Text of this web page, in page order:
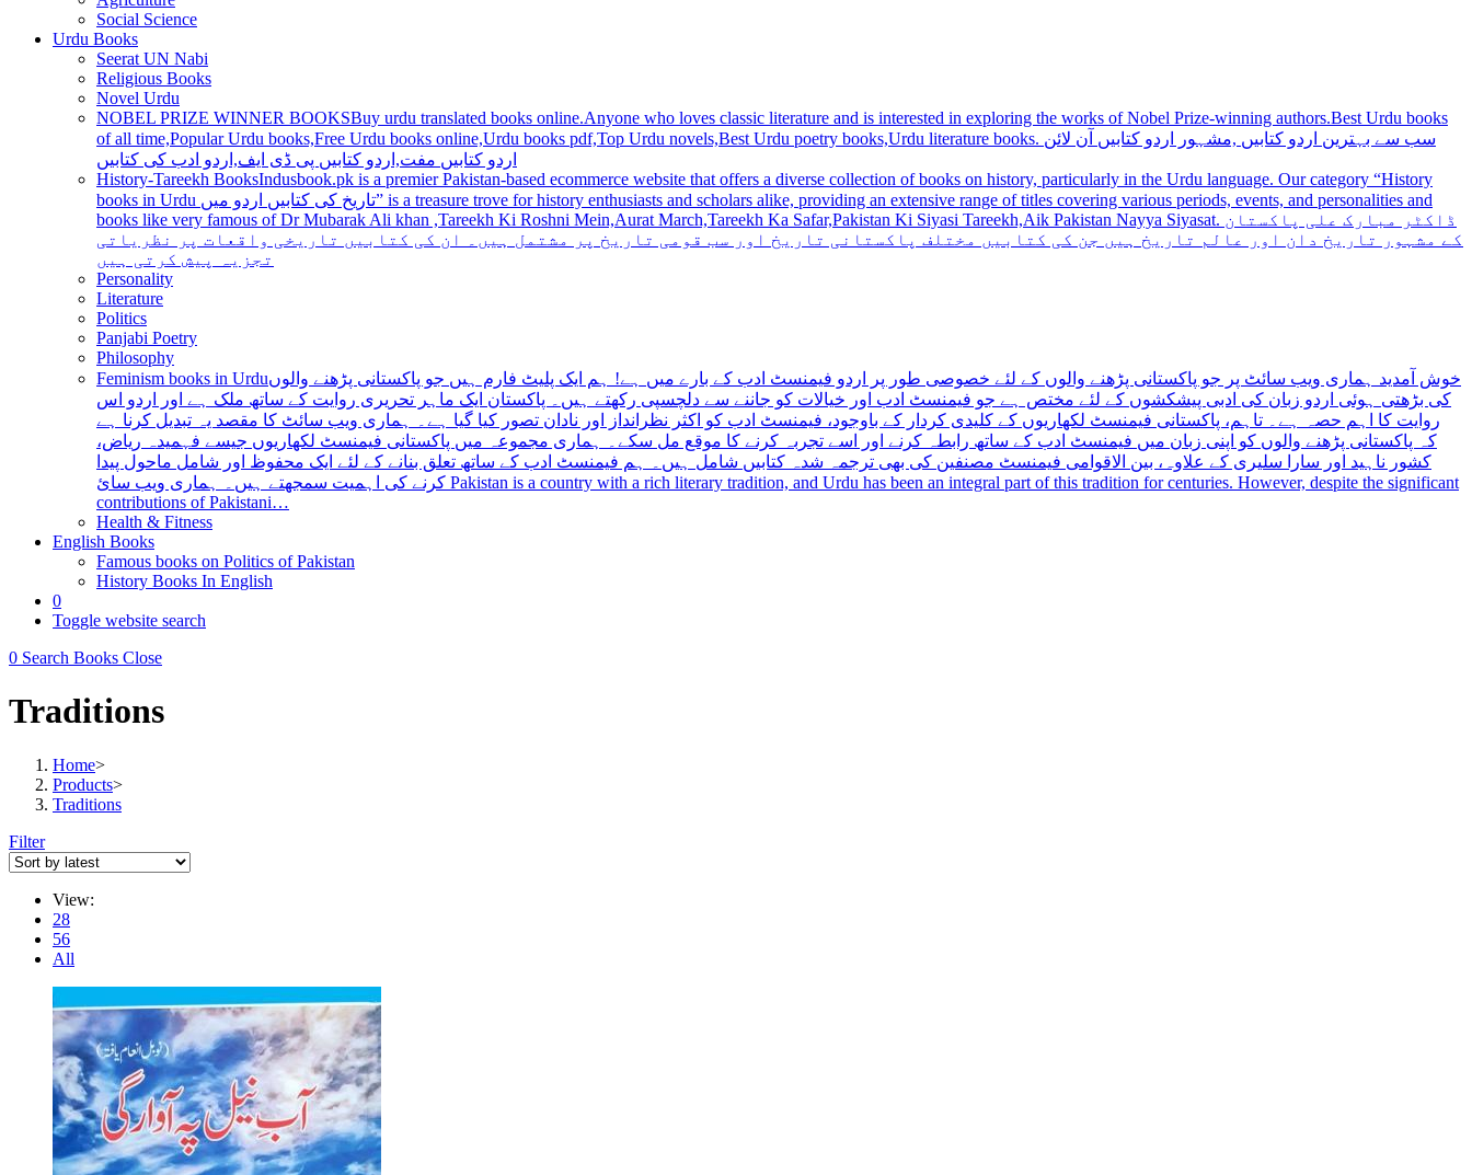
Social Science
Urdu Books
Seerat UN Nabi
Religious Books
Novel Urdu
NOBEL PRIZE WINNER BOOKSBuy urdu translated books online.Anyone who loves classic literature and is interested in exploring the works of Nobel Prize-winning authors.Best Urdu books
of all time,Popular Urdu books,Free Urdu books online,Urdu books pdf,Top Urdu novels,Best Urdu poetry books,Urdu literature books. سب سے بہترین اردو کتابیں ,مشہور اردو کتابیں آن لائن
اردو کتابیں مفت,اردو کتابیں پی ڈی ایف,اردو ادب کی کتابیں
History-Tareekh BooksIndusbook.pk is a premier Pakistan-based ecommerce website that offers a diverse collection of books on history, particularly in the Urdu language. Our category “History
books in Urdu تاریخ کی کتابیں اردو میں” is a treasure trove for history enthusiasts and scholars alike, providing an extensive range of titles covering various periods, events, and personalities and
books like very famous of Dr Mubarak Ali khan ,Tareekh Ki Roshni Mein,Aurat March,Tareekh Ka Safar,Pakistan Ki Siyasi Tareekh,Aik Pakistan Nayya Siyasat. ڈاکٹر مبارک علی پاکستان
کے مشہور تاریخ دان اور عالم تاریخ ہیں جن کی کتابیں مختلف پاکستانی تاریخ اور سب قومی تاریخ پر مشتمل ہیں۔ ان کی کتابیں تاریخی واقعات پر نظریاتی
تجزیہ پیش کرتی ہیں
Personality
Literature
Politics
Panjabi Poetry
Philosophy
Feminism books in Urduخوش آمدید ہماری ویب سائٹ پر جو پاکستانی پڑھنے والوں کے لئے خصوصی طور پر اردو فیمنسٹ ادب کے بارے میں ہے! ہم ایک پلیٹ فارم ہیں جو پاکستانی پڑھنے والوں
کی بڑھتی ہوئی اردو زبان کی ادبی پیشکشوں کے لئے مختص ہے جو فیمنسٹ ادب اور خیالات کو جاننے سے دلچسپی رکھتے ہیں۔ پاکستان ایک ماہر تحریری روایت کے ساتھ ملک ہے اور اردو اس
روایت کا اہم حصہ ہے۔ تاہم، پاکستانی فیمنسٹ لکھاریوں کے کلیدی کردار کے باوجود، فیمنسٹ ادب کو اکثر نظرانداز اور نادان تصور کیا گیا ہے۔ ہماری ویب سائٹ کا مقصد یہ تبدیل کرنا ہے
کہ پاکستانی پڑھنے والوں کو اپنی زبان میں فیمنسٹ ادب کے ساتھ رابطہ کرنے اور اسے تجربہ کرنے کا موقع مل سکے۔ ہماری مجموعہ میں پاکستانی فیمنسٹ لکھاریوں جیسے فہمیدہ ریاض،
کشور ناہید اور سارا سلیری کے علاوہ، بین الاقوامی فیمنسٹ مصنفین کی بھی ترجمہ شدہ کتابیں شامل ہیں۔ ہم فیمنسٹ ادب کے ساتھ تعلق بنانے کے لئے ایک محفوظ اور شامل ماحول پیدا
کرنے کی اہمیت سمجھتے ہیں۔ ہماری ویب سائ Pakistan is a country with a rich literary tradition, and Urdu has been an integral part of this tradition for centuries. However, despite the significant
contributions of Pakistani…
Health & Fitness
English Books
Famous books on Politics of Pakistan
History Books In English
0
Toggle website search
0 Search Books Close
Traditions
Home>
Products>
Traditions
Filter
View:
28
56
All